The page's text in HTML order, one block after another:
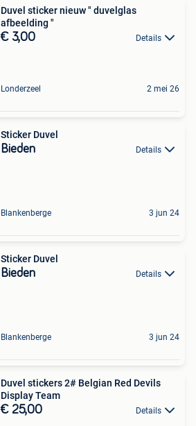
Duvel sticker nieuw " duvelglas
afbeelding "
€ 3,00 Details
Londerzeel 2 mei 26
Sticker Duvel
Bieden Details
Blankenberge 3 jun 24
Sticker Duvel
Bieden Details
Blankenberge 3 jun 24
Duvel stickers 2# Belgian Red Devils
Display Team
€ 25,00 Details